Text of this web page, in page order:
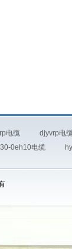
电缆 djyvrp电
0eh10电缆